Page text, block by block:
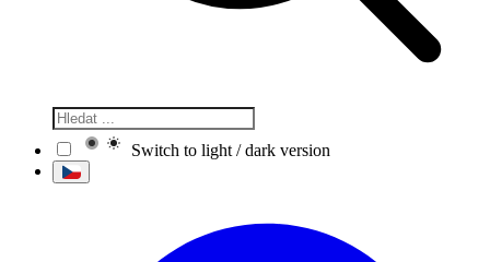
Switch to light / dark version